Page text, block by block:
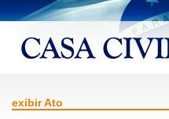
exibir Ato